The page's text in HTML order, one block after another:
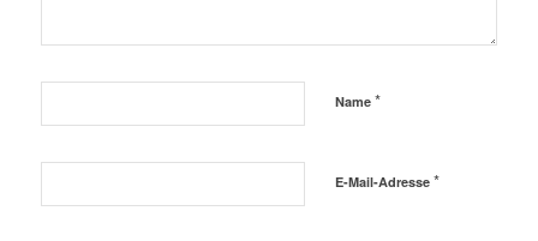
Name *
E-Mail-Adresse *